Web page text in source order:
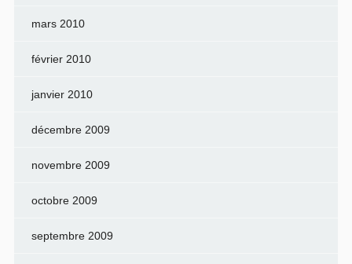
mars 2010
février 2010
janvier 2010
décembre 2009
novembre 2009
octobre 2009
septembre 2009